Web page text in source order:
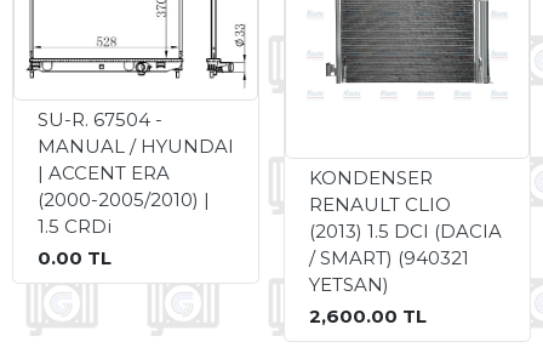
SU-R. 67504 -
MANUAL / HYUNDAI
| ACCENT ERA
(2000-2005/2010) |
1.5 CRDi
0.00 TL
KONDENSER
RENAULT CLIO
(2013) 1.5 DCI (DACIA
/ SMART) (940321
YETSAN)
2,600.00 TL